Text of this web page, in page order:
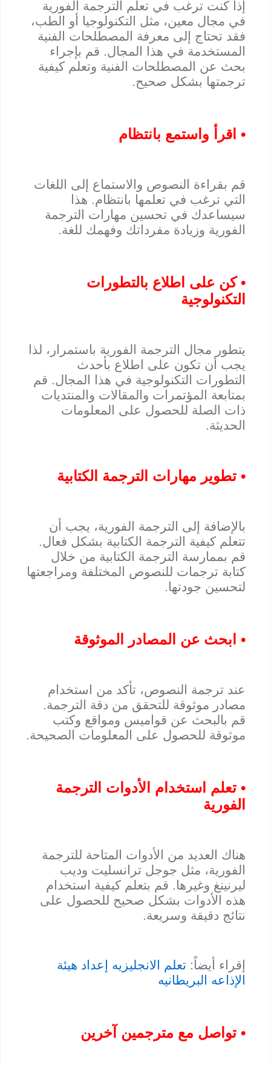
إذا كنت ترغب في تعلم الترجمة الفورية
في مجال معين، مثل التكنولوجيا أو الطب،
فقد تحتاج إلى معرفة المصطلحات الفنية
المستخدمة في هذا المجال. قم بإجراء
بحث عن المصطلحات الفنية وتعلم كيفية
ترجمتها بشكل صحيح.
• اقرأ واستمع بانتظام
قم بقراءة النصوص والاستماع إلى اللغات
التي ترغب في تعلمها بانتظام. هذا
سيساعدك في تحسين مهارات الترجمة
الفورية وزيادة مفرداتك وفهمك للغة.
• كن على اطلاع بالتطورات
التكنولوجية
يتطور مجال الترجمة الفورية باستمرار، لذا
يجب أن تكون على اطلاع بأحدث
التطورات التكنولوجية في هذا المجال. قم
بمتابعة المؤتمرات والمقالات والمنتديات
ذات الصلة للحصول على المعلومات
الحديثة.
• تطوير مهارات الترجمة الكتابية
بالإضافة إلى الترجمة الفورية، يجب أن
تتعلم كيفية الترجمة الكتابية بشكل فعال.
قم بممارسة الترجمة الكتابية من خلال
كتابة ترجمات للنصوص المختلفة ومراجعتها
لتحسين جودتها.
• ابحث عن المصادر الموثوقة
عند ترجمة النصوص، تأكد من استخدام
مصادر موثوقة للتحقق من دقة الترجمة.
قم بالبحث عن قواميس ومواقع وكتب
موثوقة للحصول على المعلومات الصحيحة.
• تعلم استخدام الأدوات الترجمة
الفورية
هناك العديد من الأدوات المتاحة للترجمة
الفورية، مثل جوجل ترانسليت وديب
ليرنينغ وغيرها. قم بتعلم كيفية استخدام
هذه الأدوات بشكل صحيح للحصول على
نتائج دقيقة وسريعة.
إقراء أيضاً: تعلم الانجليزيه إعداد هيئة
الإذاعه البريطانيه
• تواصل مع مترجمين آخرين